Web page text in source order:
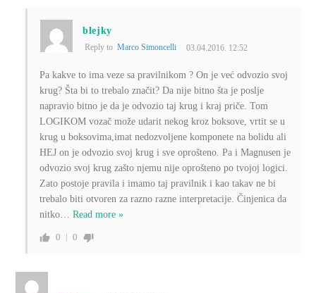
blejky
Reply to Marco Simoncelli 03.04.2016. 12:52
Pa kakve to ima veze sa pravilnikom ? On je već odvozio svoj
krug? Šta bi to trebalo značit? Da nije bitno šta je poslje
napravio bitno je da je odvozio taj krug i kraj priče. Tom
LOGIKOM vozač može udarit nekog kroz boksove, vrtit se u
krug u boksovima,imat nedozvoljene komponete na bolidu ali
HEJ on je odvozio svoj krug i sve oprošteno. Pa i Magnusen je
odvozio svoj krug zašto njemu nije oprošteno po tvojoj logici.
Zato postoje pravila i imamo taj pravilnik i kao takav ne bi
trebalo biti otvoren za razno razne interpretacije. Činjenica da
nitko… Read more »
0 0